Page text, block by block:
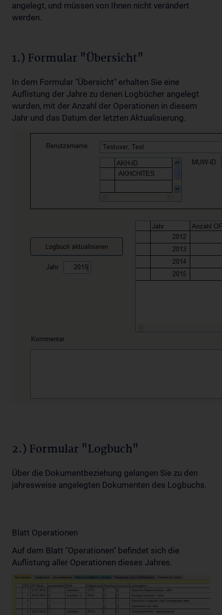
angelegt, und müssen von Ihnen nicht verändert
werden.
1.) Formular "Übersicht"
In dem Formular "Übersicht" erhalten Sie eine
Auflistung der Jahre zu denen Logbücher angelegt
wurden, mit der Anzahl der Operationen in diesem
Jahr und das Datum der letzten Aktualisierung.
2.) Formular "Logbuch"
Über die Dokumentbeziehung gelangen Sie zu den
jahresweise angelegten Dokumenten des Logbuchs.
Blatt Operationen
Auf dem Blatt "Operationen" befindet sich die
Auflistung aller Operationen dieses Jahres.